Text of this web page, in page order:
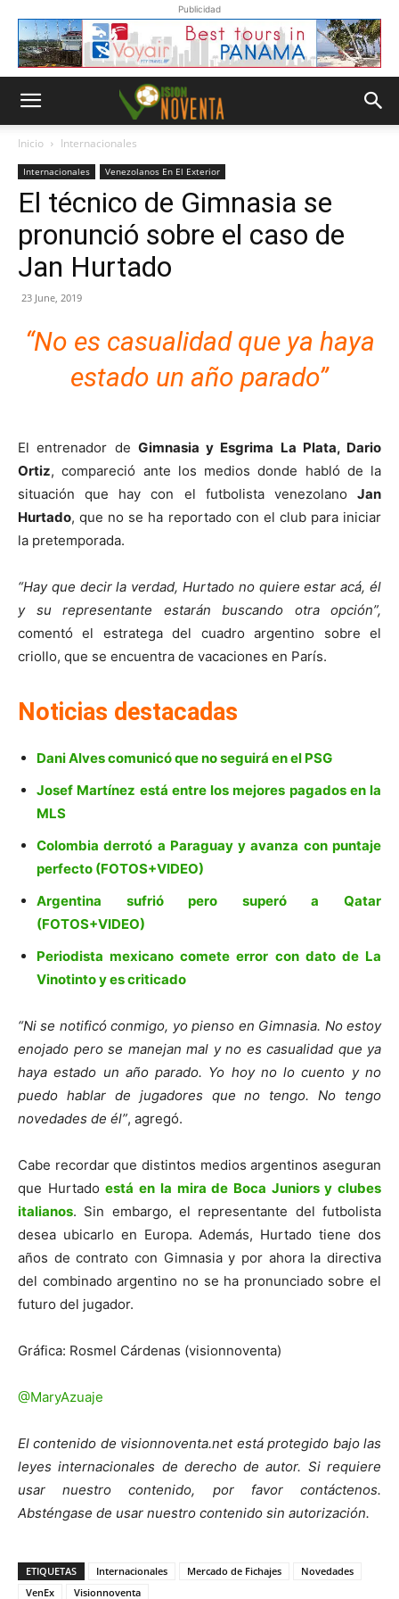
Publicidad
Inicio Internacionales
Internacionales Venezolanos En El Exterior
El técnico de Gimnasia se
pronunció sobre el caso de
Jan Hurtado
23 June, 2019
“No es casualidad que ya haya
estado un año parado”
El entrenador de Gimnasia y Esgrima La Plata, Dario
Ortiz, compareció ante los medios donde habló de la
situación que hay con el futbolista venezolano Jan
Hurtado, que no se ha reportado con el club para iniciar
la pretemporada.
“Hay que decir la verdad, Hurtado no quiere estar acá, él
y su representante estarán buscando otra opción”,
comentó el estratega del cuadro argentino sobre el
criollo, que se encuentra de vacaciones en París.
Noticias destacadas
Dani Alves comunicó que no seguirá en el PSG
Josef Martínez está entre los mejores pagados en la
MLS
Colombia derrotó a Paraguay y avanza con puntaje
perfecto (FOTOS+VIDEO)
Argentina sufrió pero superó a Qatar
(FOTOS+VIDEO)
Periodista mexicano comete error con dato de La
Vinotinto y es criticado
“Ni se notificó conmigo, yo pienso en Gimnasia. No estoy
enojado pero se manejan mal y no es casualidad que ya
haya estado un año parado. Yo hoy no lo cuento y no
puedo hablar de jugadores que no tengo. No tengo
novedades de él”, agregó.
Cabe recordar que distintos medios argentinos aseguran
que Hurtadoestá en la mira de Boca Juniors y clubes
italianos. Sin embargo, el representante del futbolista
desea ubicarlo en Europa. Además, Hurtado tiene dos
años de contrato con Gimnasia y por ahora la directiva
del combinado argentino no se ha pronunciado sobre el
futuro del jugador.
Gráfica: Rosmel Cárdenas (visionnoventa)
@MaryAzuaje
El contenido de visionnoventa.net está protegido bajo las
leyes internacionales de derecho de autor. Si requiere
usar nuestro contenido, por favor contáctenos.
Absténgase de usar nuestro contenido sin autorización.
ETIQUETAS Internacionales Mercado de Fichajes
Novedades
VenEx
Visionnoventa